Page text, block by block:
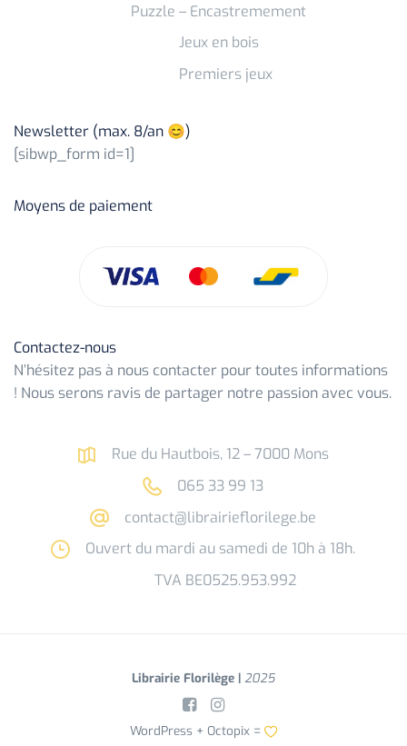
Puzzle – Encastremement
Jeux en bois
Premiers jeux
Newsletter (max. 8/an 😊)
[sibwp_form id=1]
Moyens de paiement
Contactez-nous
N’hésitez pas à nous contacter pour toutes informations
! Nous serons ravis de partager notre passion avec vous.
Rue du Hautbois, 12 – 7000 Mons
065 33 99 13
contact@librairieflorilege.be
Ouvert du mardi au samedi de 10h à 18h.
TVA BE0525.953.992
Librairie Florilège | 2025
WordPress + Octopix=